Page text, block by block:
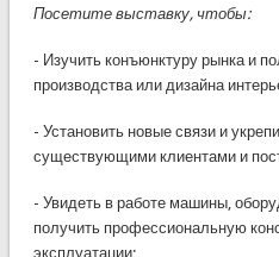
Посетите выставку, чтобы:
- Изучить конъюнктуру рынка и
производства или дизайна
- Установить новые связи и
существующими клиентами и
- Увидеть в работе машины,
получить профессиональную
эксплуатации;